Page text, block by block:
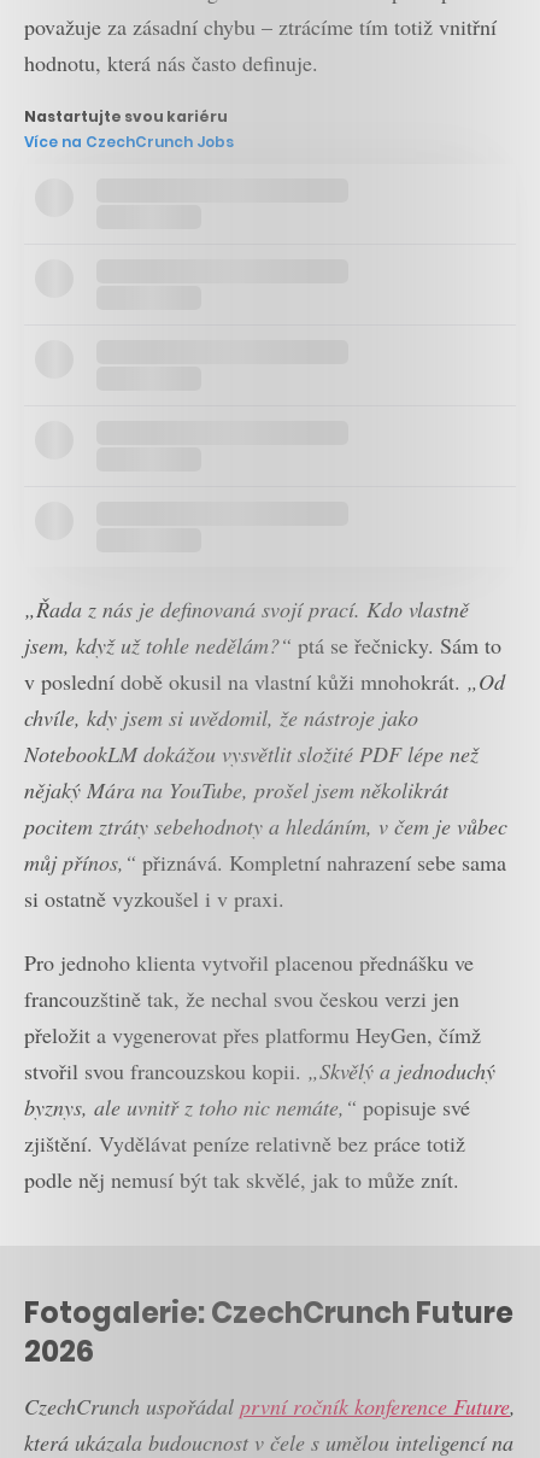
považuje za zásadní chybu – ztrácíme tím totiž vnitřní
hodnotu, která nás často definuje.
Nastartujte svou kariéru
Více na CzechCrunch Jobs
„Řada z nás je definovaná svojí prací. Kdo vlastně
jsem, když už tohle nedělám?“ ptá se řečnicky. Sám to
v poslední době okusil na vlastní kůži mnohokrát. „Od
chvíle, kdy jsem si uvědomil, že nástroje jako
NotebookLM dokážou vysvětlit složité PDF lépe než
nějaký Mára na YouTube, prošel jsem několikrát
pocitem ztráty sebehodnoty a hledáním, v čem je vůbec
můj přínos,“ přiznává. Kompletní nahrazení sebe sama
si ostatně vyzkoušel i v praxi.
Pro jednoho klienta vytvořil placenou přednášku ve
francouzštině tak, že nechal svou českou verzi jen
přeložit a vygenerovat přes platformu HeyGen, čímž
stvořil svou francouzskou kopii. „Skvělý a jednoduchý
byznys, ale uvnitř z toho nic nemáte,“ popisuje své
zjištění. Vydělávat peníze relativně bez práce totiž
podle něj nemusí být tak skvělé, jak to může znít.
Fotogalerie: CzechCrunch Future
2026
CzechCrunch uspořádal první ročník konference Future,
která ukázala budoucnost v čele s umělou inteligencí na